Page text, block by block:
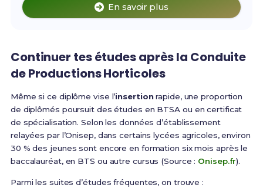
En savoir plus
Continuer tes études après la Conduite
de Productions Horticoles
Même si ce diplôme vise l’insertionrapide, une proportion
de diplômés poursuit des études en BTSA ou en certificat
de spécialisation. Selon les données d’établissement
relayées par l’Onisep, dans certains lycées agricoles, environ
30 % des jeunes sont encore en formation six mois après le
baccalauréat, en BTS ou autre cursus (Source : Onisep.fr).
Parmi les suites d’études fréquentes, on trouve :